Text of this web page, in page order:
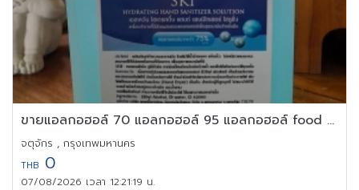
ขายแอลกอฮอล์ 70 แอลกอฮอล์ 95 แอลกอฮอล์ food grade
จตุจักร , กรุงเทพมหานคร
THB 0
07/08/2026 เวลา 12:21:19 น.